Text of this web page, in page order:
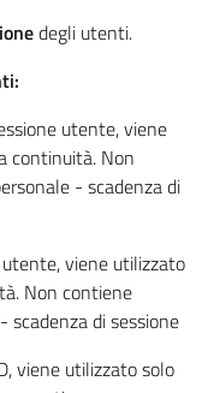
degli utenti.
utente, viene
continuità. Non
- scadenza di
viene utilizzato
Non contiene
scadenza di sessione
viene utilizzato solo